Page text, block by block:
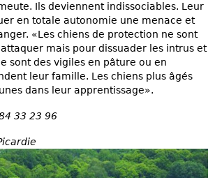
Ils deviennent indissociables. Leur
en totale autonomie une menace et
«Les chiens de protection ne sont
mais pour dissuader les intrus et
sont des vigiles en pâture ou en
leur famille. Les chiens plus âgés
dans leur apprentissage».
33 23 96